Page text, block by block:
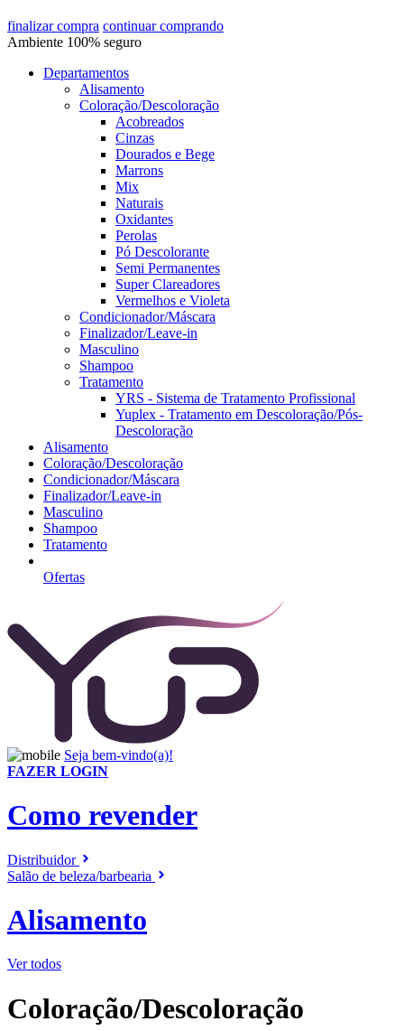
finalizar compra continuar comprando
Ambiente 100% seguro
Departamentos
Alisamento
Coloração/Descoloração
Acobreados
Cinzas
Dourados e Bege
Marrons
Mix
Naturais
Oxidantes
Perolas
Pó Descolorante
Semi Permanentes
Super Clareadores
Vermelhos e Violeta
Condicionador/Máscara
Finalizador/Leave-in
Masculino
Shampoo
Tratamento
YRS - Sistema de Tratamento Profissional
Yuplex - Tratamento em Descoloração/Pós-
Descoloração
Alisamento
Coloração/Descoloração
Condicionador/Máscara
Finalizador/Leave-in
Masculino
Shampoo
Tratamento
Ofertas
Seja bem-vindo(a)!
FAZER LOGIN
Como revender
Distribuidor
Salão de beleza/barbearia
Alisamento
Ver todos
Coloração/Descoloração